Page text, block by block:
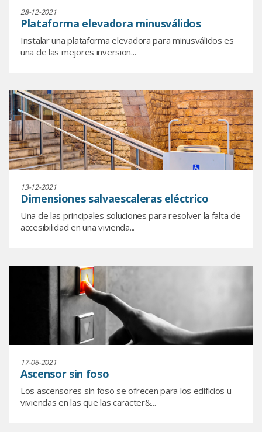
28-12-2021
Plataforma elevadora minusválidos
Instalar una plataforma elevadora para minusválidos es
una de las mejores inversion...
13-12-2021
Dimensiones salvaescaleras eléctrico
Una de las principales soluciones para resolver la falta de
accesibilidad en una vivienda...
17-06-2021
Ascensor sin foso
Los ascensores sin foso se ofrecen para los edificios u
viviendas en las que las caracter&...